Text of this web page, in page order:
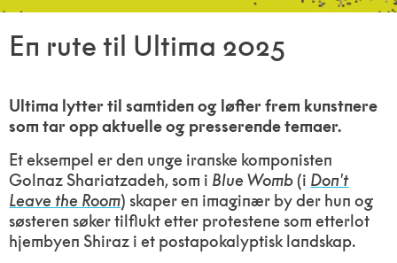
En rute til Ultima 2025
Ultima lytter til samtiden og løfter frem kunstnere
som tar opp aktuelle og presserende temaer.
Et eksempel er den unge iranske komponisten
Golnaz Shariatzadeh, som i Blue Womb(i Don't
Leave the Room) skaper en imaginær by der hun og
søsteren søker tilflukt etter protestene som etterlot
hjembyen Shiraz i et postapokalyptisk landskap.